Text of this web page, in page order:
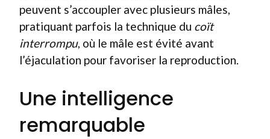
peuvent s’accoupler avec plusieurs mâles,
pratiquant parfois la technique du coït
interrompu, où le mâle est évité avant
l’éjaculation pour favoriser la reproduction.
Une intelligence
remarquable